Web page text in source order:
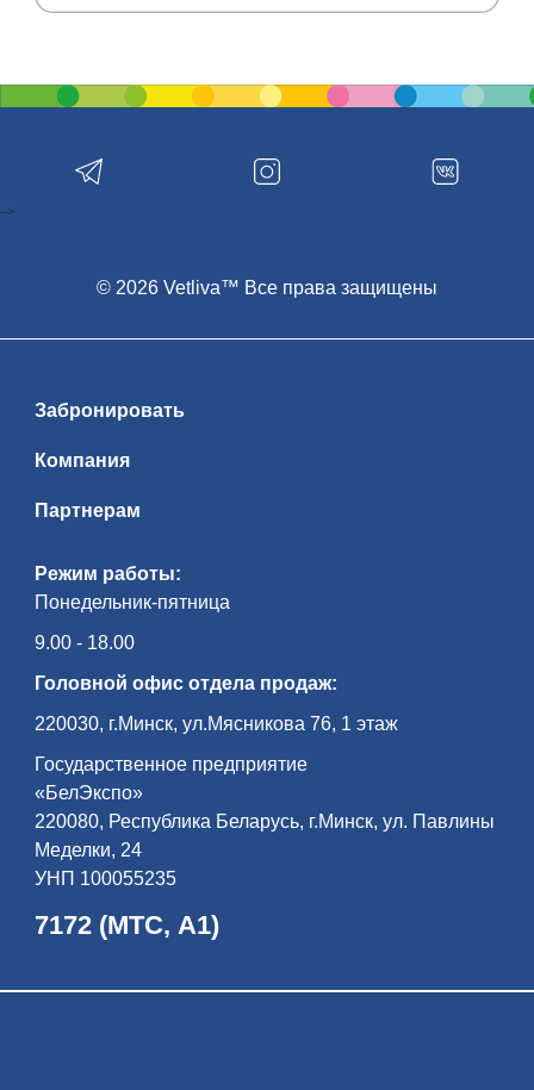
Режим работы:
Понедельник-пятница
9.00 - 18.00
Головной офис отдела продаж:
220030, г.Минск, ул.Мясникова 76, 1 этаж
Государственное предприятие
«БелЭкспо»
220080, Республика Беларусь, г.Минск, ул. Павлины
Меделки, 24
УНП 100055235
7172 (МТС, А1)
Забронировать
Компания
Партнерам
© 2026 Vetliva™ Все права защищены
-->